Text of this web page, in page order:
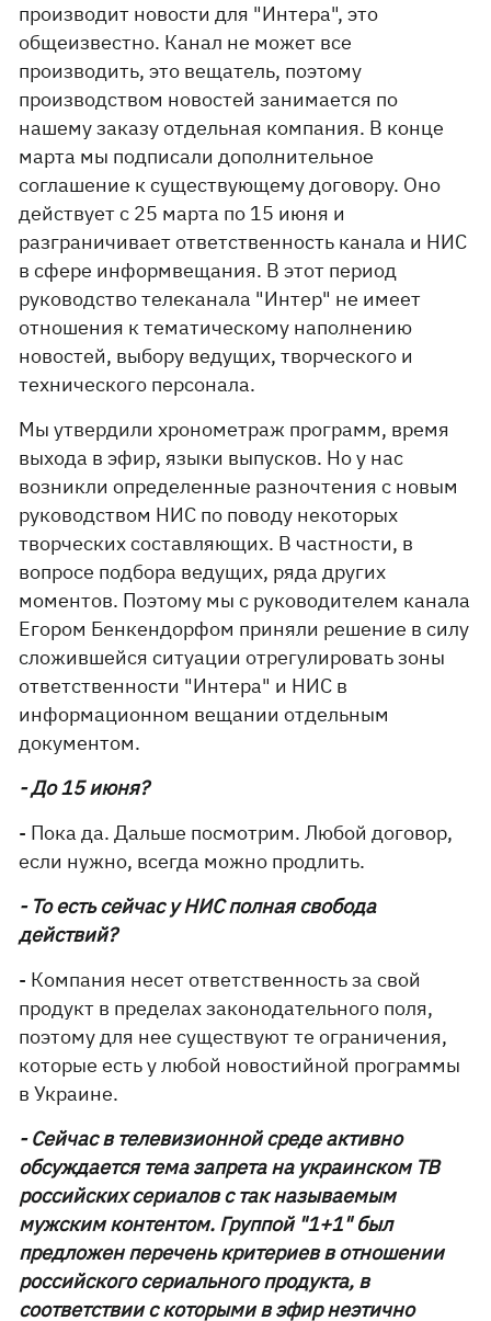
производит новости для "Интера", это
общеизвестно. Канал не может все
производить, это вещатель, поэтому
производством новостей занимается по
нашему заказу отдельная компания. В конце
марта мы подписали дополнительное
соглашение к существующему договору. Оно
действует с 25 марта по 15 июня и
разграничивает ответственность канала и НИС
в сфере информвещания. В этот период
руководство телеканала "Интер" не имеет
отношения к тематическому наполнению
новостей, выбору ведущих, творческого и
технического персонала.
Мы утвердили хронометраж программ, время
выхода в эфир, языки выпусков. Но у нас
возникли определенные разночтения с новым
руководством НИС по поводу некоторых
творческих составляющих. В частности, в
вопросе подбора ведущих, ряда других
моментов. Поэтому мы с руководителем канала
Егором Бенкендорфом приняли решение в силу
сложившейся ситуации отрегулировать зоны
ответственности "Интера" и НИС в
информационном вещании отдельным
документом.
- До 15 июня?
- Пока да. Дальше посмотрим. Любой договор,
если нужно, всегда можно продлить.
- То есть сейчас у НИС полная свобода
действий?
- Компания несет ответственность за свой
продукт в пределах законодательного поля,
поэтому для нее существуют те ограничения,
которые есть у любой новостийной программы
в Украине.
- Сейчас в телевизионной среде активно
обсуждается тема запрета на украинском ТВ
российских сериалов с так называемым
мужским контентом. Группой "1+1" был
предложен перечень критериев в отношении
российского сериального продукта, в
соответствии с которыми в эфир неэтично